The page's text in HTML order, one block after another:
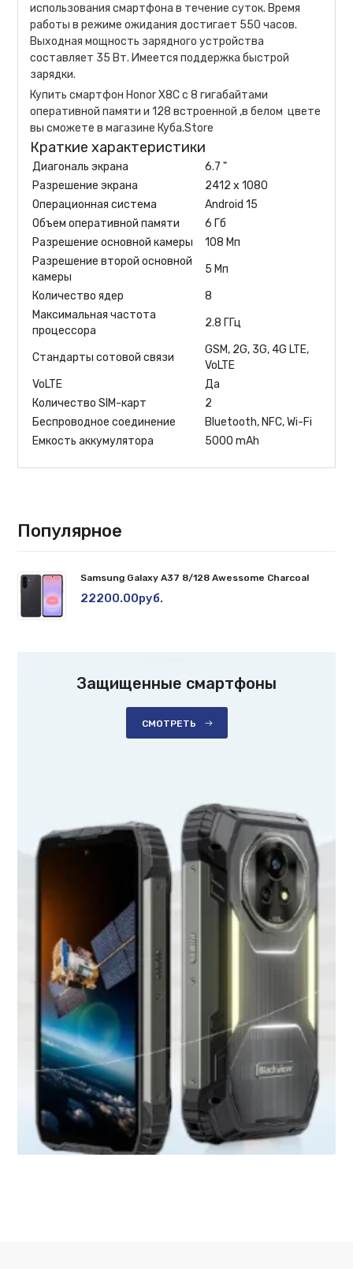
использования смартфона в течение суток. Время
работы в режиме ожидания достигает 550 часов.
Выходная мощность зарядного устройства
составляет 35 Вт. Имеется поддержка быстрой
зарядки.
Купить смартфон Honor X8C с 8 гигабайтами
оперативной памяти и 128 встроенной ,в белом цвете
вы сможете в магазине Куба.Store
Краткие характеристики
Диагональ экрана
6.7 "
Разрешение экрана
2412 x 1080
Операционная система
Android 15
Объем оперативной памяти
6 Гб
Разрешение основной камеры
108 Мп
Разрешение второй основной
камеры
5 Мп
Количество ядер
8
Максимальная частота
процессора
2.8 ГГц
Стандарты сотовой связи
GSM, 2G, 3G, 4G LTE,
VoLTE
VoLTE
Да
Количество SIM-карт
2
Беспроводное соединение
Bluetooth, NFC, Wi-Fi
Емкость аккумулятора
5000 mAh
Популярное
Samsung Galaxy A37 8/128 Awessome Charcoal
22200.00руб.
Защищенные смартфоны
СМОТРЕТЬ